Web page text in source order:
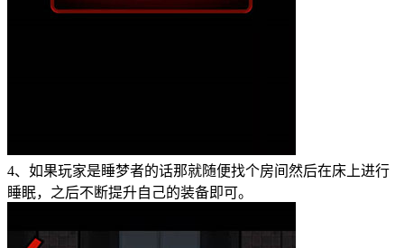
4、如果玩家是睡梦者的话那就随便找个房间然后在床上进行
睡眠，之后不断提升自己的装备即可。